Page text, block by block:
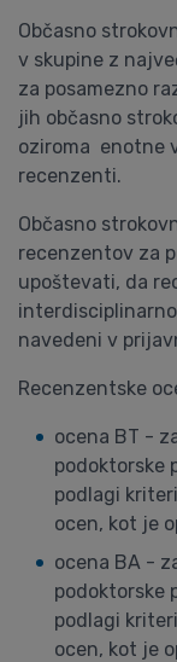
Občasno
v skupine z
za posamezno
jih občasno
oziroma enotne
recenzenti.
Občasno
recenzentov za
upoštevati, da
navedeni v
Recenzentske
ocena BT -
podoktorske
podlagi
ocen, kot je
ocena BA -
podoktorske
podlagi
ocen, kot je